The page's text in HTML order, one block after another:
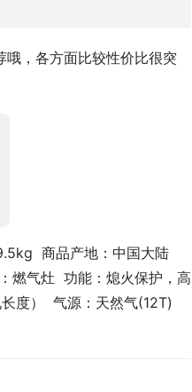
，各方面比较性价比很突
商品产地：中国大陆
燃气灶  功能：熄火保护，高
度）  气源：天然气(12T)